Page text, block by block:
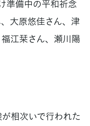
準備中の平和祈念
大原悠佳さん、津
江栞さん、瀬川陽
相次いで行われた